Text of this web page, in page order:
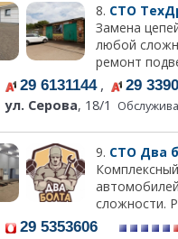
8. СТО
Замена
любой
ремонт
29 6131144, 29
ул. Серова, 18/1
9. СТО Два
сложности.
29 5353606